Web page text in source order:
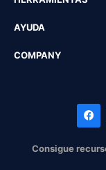
AYUDA
COMPANY
Consigue